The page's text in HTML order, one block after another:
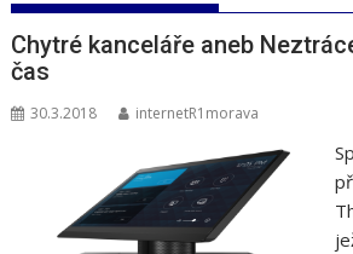
Chytré kanceláře aneb
čas
30.3.2018 internetR1morava